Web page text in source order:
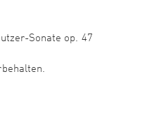
Sonate op. 47